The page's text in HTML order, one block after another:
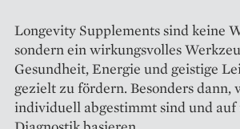
Longevity Supplements sind keine
sondern ein wirkungsvolles
Gesundheit, Energie und geistige
gezielt zu fördern. Besonders dann,
individuell abgestimmt sind und